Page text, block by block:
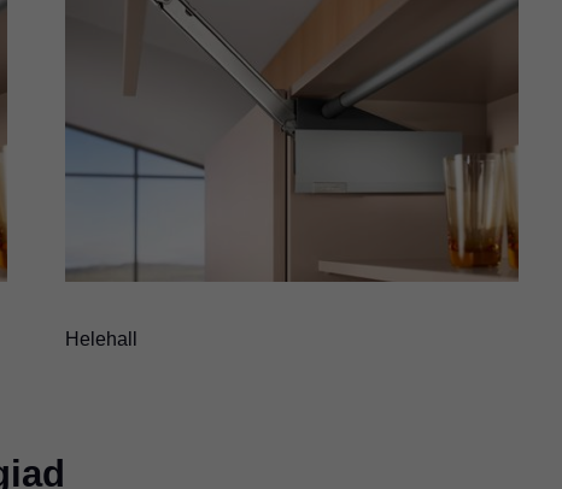
Helehall